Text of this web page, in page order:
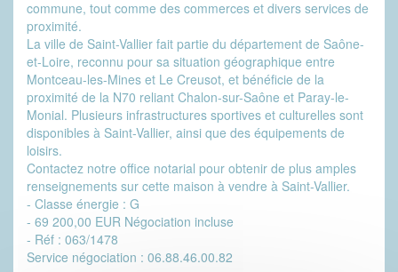
commune, tout comme des commerces et divers services de
proximité.
La ville de Saint-Vallier fait partie du département de Saône-
et-Loire, reconnu pour sa situation géographique entre
Montceau-les-Mines et Le Creusot, et bénéficie de la
proximité de la N70 reliant Chalon-sur-Saône et Paray-le-
Monial. Plusieurs infrastructures sportives et culturelles sont
disponibles à Saint-Vallier, ainsi que des équipements de
loisirs.
Contactez notre office notarial pour obtenir de plus amples
renseignements sur cette maison à vendre à Saint-Vallier.
- Classe énergie : G
- 69 200,00 EUR Négociation incluse
- Réf : 063/1478
Service négociation : 06.88.46.00.82